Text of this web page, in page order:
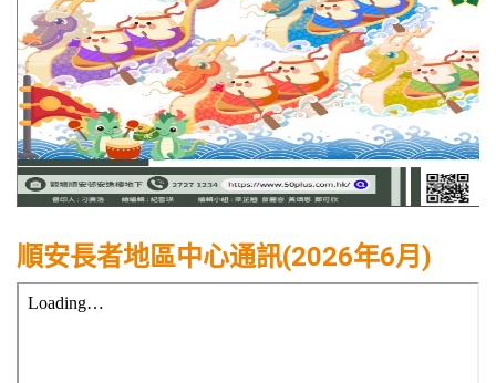
順安長者地區中心通訊(2026年6月)